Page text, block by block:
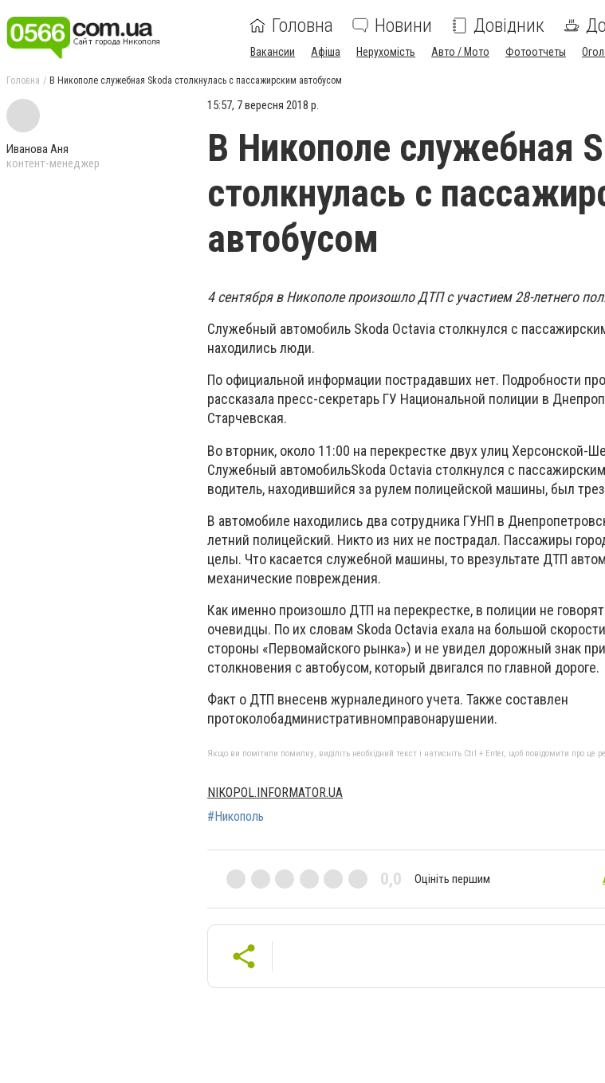
Головна Новини Довідник
Вакансии Афіша Нерухомість Авто / Мото Фотоотчеты
Головна В Никополе служебная Skoda столкнулась с пассажирским автобусом
Иванова Аня
контент-менеджер
15:57, 7 вересня 2018 р.
В Никополе служебная
столкнулась с
автобусом
4 сентября в Никополе произошло ДТП с участием 28-летнего
Служебный автомобиль Skoda Octavia столкнулся с
находились люди.
По официальной информации пострадавших нет. Подробности
рассказала пресс-секретарь ГУ Национальной полиции в
Старчевская.
Во вторник, около 11:00 на перекрестке двух улиц Херсонской-
Служебный автомобильSkoda Octavia столкнулся с
водитель, находившийся за рулем полицейской машины, был
В автомобиле находились два сотрудника ГУНП в
летний полицейский. Никто из них не пострадал. Пассажиры
целы. Что касается служебной машины, то врезультате ДТП
механические повреждения.
Как именно произошло ДТП на перекрестке, в полиции не
очевидцы. По их словам Skoda Octavia ехала на большой
стороны «Первомайского рынка») и не увидел дорожный знак
столкновения с автобусом, который двигался по главной дороге.
Факт о ДТП внесенв журналединого учета. Также составлен
протоколобадминистративномправонарушении.
Якщо ви помітили помилку, виділіть необхідний текст і натисніть Ctrl + Enter, щоб повідомити про це
NIKOPOL.INFORMATOR.UA
#Никополь
0,0 Оцініть першим